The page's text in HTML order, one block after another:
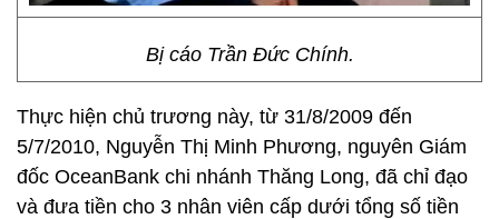
Bị cáo Trần Đức Chính.
Thực hiện chủ trương này, từ 31/8/2009 đến
5/7/2010, Nguyễn Thị Minh Phương, nguyên Giám
đốc OceanBank chi nhánh Thăng Long, đã chỉ đạo
và đưa tiền cho 3 nhân viên cấp dưới tổng số tiền